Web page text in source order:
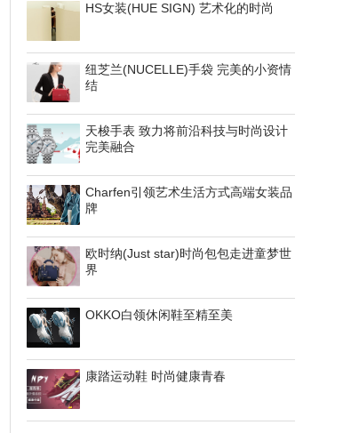
HS女装(HUE SIGN) 艺术化的时尚
纽芝兰(NUCELLE)手袋 完美的小资情
结
天梭手表 致力将前沿科技与时尚设计
完美融合
Charfen引领艺术生活方式高端女装品
牌
欧时纳(Just star)时尚包包走进童梦世
界
OKKO白领休闲鞋至精至美
康踏运动鞋 时尚健康青春